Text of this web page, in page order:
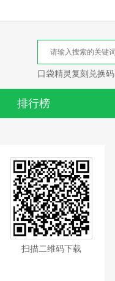
口袋精灵复刻兑换码
排行榜
扫描二维码下载